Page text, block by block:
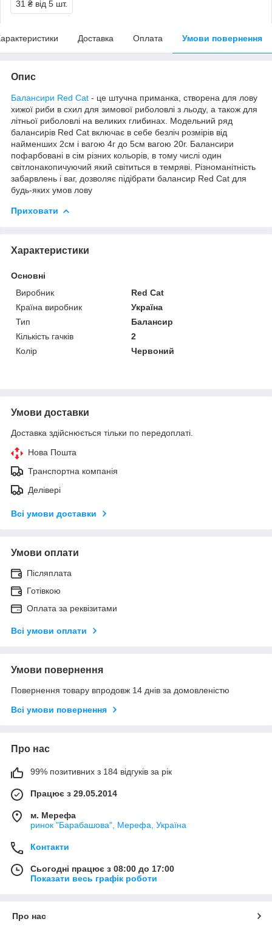
31 ₴ від 5 шт.
Доставка Оплата Умови повернення
Опис
Балансири Red Cat - це штучна приманка, створена для лову
хижої риби в схил для зимової риболовлі з льоду, а також для
літньої риболовлі на великих глибинах. Модельний ряд
балансирів Red Cat включає в себе безліч розмірів від
найменших 2см і вагою 4г до 5см вагою 20г. Балансири
пофарбовані в сім різних кольорів, в тому числі один
світлонакопичуючий який світиться в темряві. Різноманітність
забарвлень і ваг, дозволяє підібрати балансир Red Cat для
будь-яких умов лову
Приховати
Характеристики
Основні
Виробник
Red Cat
Країна виробник
Україна
Тип
Балансир
Кількість гачків
2
Колір
Червоний
Умови доставки
Доставка здійснюється тільки по передоплаті.
Нова Пошта
Транспортна компанія
Делівері
Всі умови доставки
Умови оплати
Післяплата
Готівкою
Оплата за реквізитами
Всі умови оплати
Умови повернення
Повернення товару впродовж 14 днів за домовленістю
Всі умови повернення
Про нас
99% позитивних з 184 відгуків за рік
Працює з 29.05.2014
м. Мерефа
ринок "Барабашова", Мерефа, Україна
Контакти
Сьогодні працює з 08:00 до 17:00
Показати весь графік роботи
Про нас